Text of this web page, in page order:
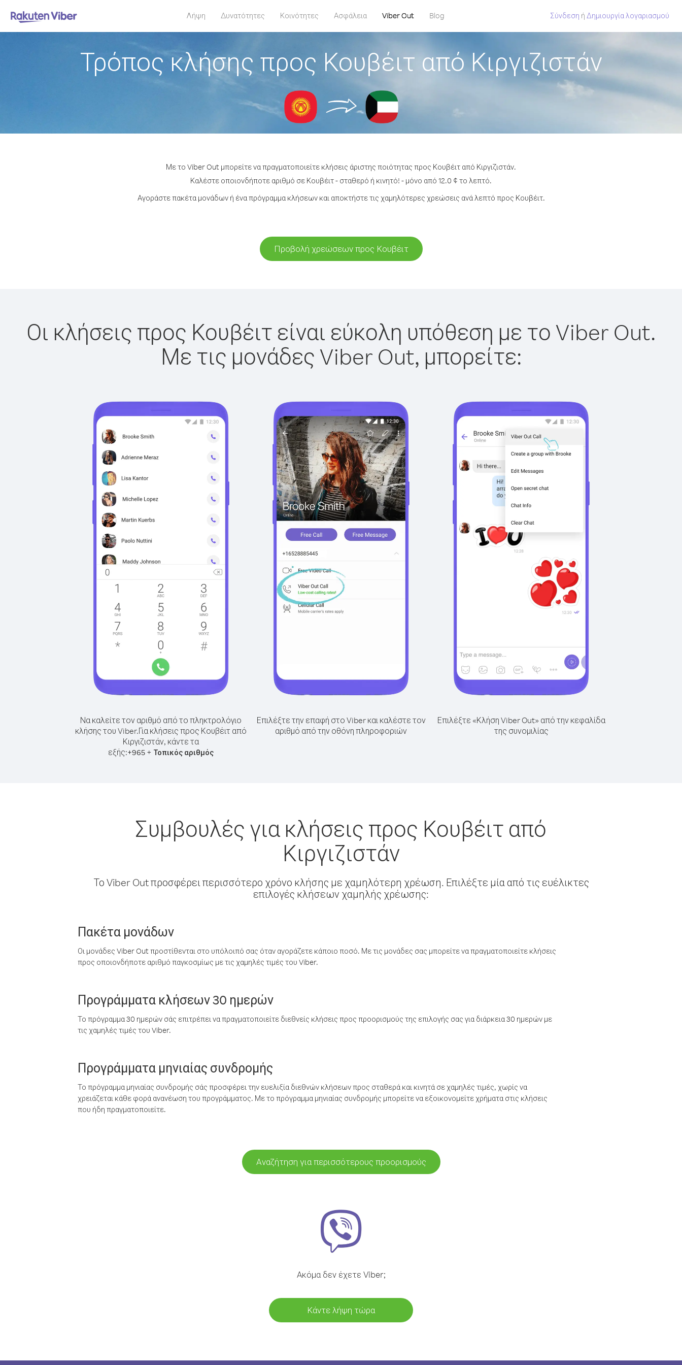
Λήψη Δυνατότητες Κοινότητες Ασφάλεια Viber Out Blog Σύνδεση ή Δημιουργία λογαριασμού
Τρόπος κλήσης προς Κουβέιτ από Κιργιζιστάν
Με το Viber Out μπορείτε να πραγματοποιείτε κλήσεις άριστης ποιότητας προς Κουβέιτ από Κιργιζιστάν.
Καλέστε οποιονδήποτε αριθμό σε Κουβέιτ - σταθερό ή κινητό! - μόνο από 12.0 ¢ το λεπτό.
Αγοράστε πακέτα μονάδων ή ένα πρόγραμμα κλήσεων και αποκτήστε τις χαμηλότερες χρεώσεις ανά λεπτό προς Κουβέιτ.
Προβολή χρεώσεων προς Κουβέιτ
Οι κλήσεις προς Κουβέιτ είναι εύκολη υπόθεση με το Viber Out.
Με τις μονάδες Viber Out, μπορείτε:
Να καλείτε τον αριθμό από το πληκτρολόγιο
κλήσης του Viber.Για κλήσεις προς Κουβέιτ από
Κιργιζιστάν, κάντε τα
εξής:+965 + Τοπικός αριθμός
Επιλέξτε την επαφή στο Viber και καλέστε τον
αριθμό από την οθόνη πληροφοριών
Επιλέξτε «Κλήση Viber Out» από την κεφαλίδα
της συνομιλίας
Συμβουλές για κλήσεις προς Κουβέιτ από
Κιργιζιστάν
Το Viber Out προσφέρει περισσότερο χρόνο κλήσης με χαμηλότερη χρέωση. Επιλέξτε μία από τις ευέλικτες
επιλογές κλήσεων χαμηλής χρέωσης:
Πακέτα μονάδων
Οι μονάδες Viber Out προστίθενται στο υπόλοιπό σας όταν αγοράζετε κάποιο ποσό. Με τις μονάδες σας μπορείτε να πραγματοποιείτε κλήσεις
προς οποιονδήποτε αριθμό παγκοσμίως με τις χαμηλές τιμές του Viber.
Προγράμματα κλήσεων 30 ημερών
Το πρόγραμμα 30 ημερών σάς επιτρέπει να πραγματοποιείτε διεθνείς κλήσεις προς προορισμούς της επιλογής σας για διάρκεια 30 ημερών με
τις χαμηλές τιμές του Viber.
Προγράμματα μηνιαίας συνδρομής
Το πρόγραμμα μηνιαίας συνδρομής σάς προσφέρει την ευελιξία διεθνών κλήσεων προς σταθερά και κινητά σε χαμηλές τιμές, χωρίς να
χρειάζεται κάθε φορά ανανέωση του προγράμματος. Με το πρόγραμμα μηνιαίας συνδρομής μπορείτε να εξοικονομείτε χρήματα στις κλήσεις
που ήδη πραγματοποιείτε.
Αναζήτηση για περισσότερους προορισμούς
Ακόμα δεν έχετε Viber;
Κάντε λήψη τώρα